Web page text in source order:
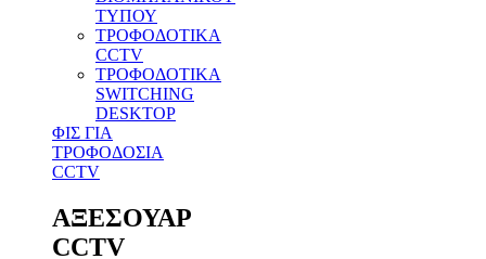
ΤΥΠΟΥ
ΤΡΟΦΟΔΟΤΙΚΑ
CCTV
ΤΡΟΦΟΔΟΤΙΚΑ
SWITCHING
DESKTOP
ΦΙΣ ΓΙΑ
ΤΡΟΦΟΔΟΣΙΑ
CCTV
ΑΞΕΣΟΥΑΡ
CCTV